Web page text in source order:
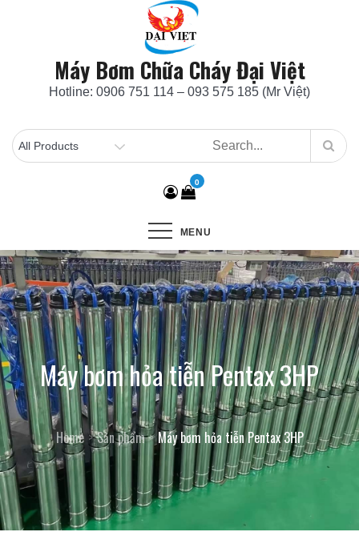
Máy Bơm Chữa Cháy Đại Việt
Hotline: 0906 751 114 – 093 575 185 (Mr Việt)
0
MENU
Máy bơm hỏa tiễn Pentax 3HP
Home Sản phẩm Máy bơm hỏa tiễn Pentax 3HP